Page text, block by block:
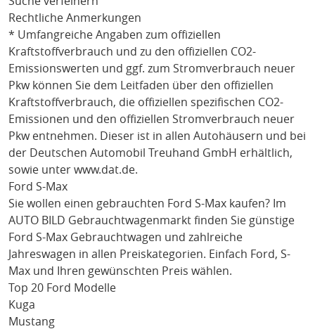
Rechtliche Anmerkungen
* Umfangreiche Angaben zum offiziellen
Kraftstoffverbrauch und zu den offiziellen CO2-
Emissionswerten und ggf. zum Stromverbrauch neuer
Pkw können Sie dem Leitfaden über den offiziellen
Kraftstoffverbrauch, die offiziellen spezifischen CO2-
Emissionen und den offiziellen Stromverbrauch neuer
Pkw entnehmen. Dieser ist in allen Autohäusern und bei
der Deutschen Automobil Treuhand GmbH erhältlich,
sowie unter www.dat.de.
Ford S-Max
Sie wollen einen gebrauchten Ford S-Max kaufen? Im
AUTO BILD Gebrauchtwagenmarkt finden Sie günstige
Ford S-Max Gebrauchtwagen und zahlreiche
Jahreswagen in allen Preiskategorien. Einfach Ford, S-
Max und Ihren gewünschten Preis wählen.
Top 20 Ford Modelle
Kuga
Mustang